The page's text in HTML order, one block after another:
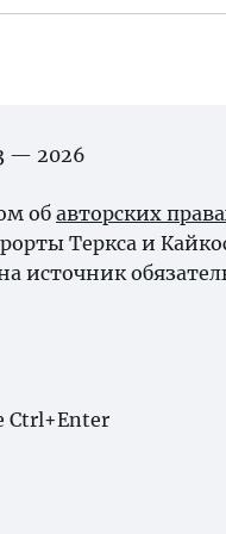
— 2026
об авторских
Теркса и
источник
Ctrl+Enter